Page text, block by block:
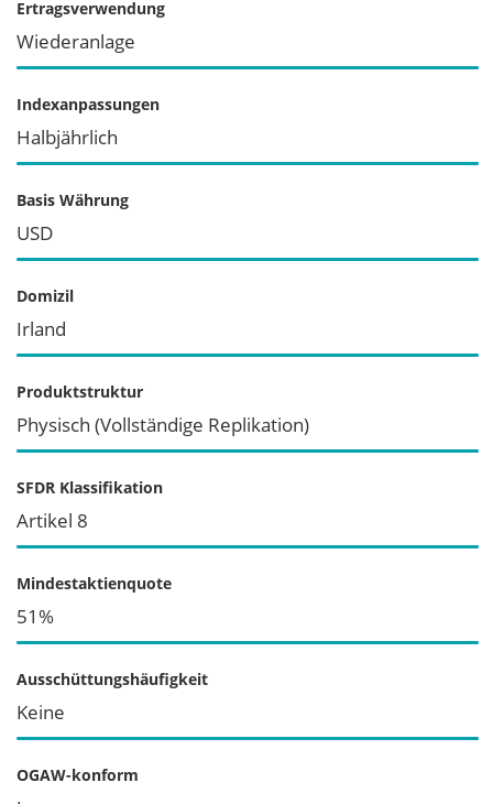
Ertragsverwendung
Wiederanlage
Indexanpassungen
Halbjährlich
Basis Währung
USD
Domizil
Irland
Produktstruktur
Physisch (Vollständige Replikation)
SFDR Klassifikation
Artikel 8
Mindestaktienquote
51%
Ausschüttungshäufigkeit
Keine
OGAW-konform